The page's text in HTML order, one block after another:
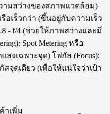
าเพิ่ม
ามสว่างของสภาพแวดล้อม)
อเร็วกว่า (ขึ้นอยู่กับความเร็ว
- f/4 (ช่วยให้ภาพสว่างและมี
Spot Metering หรือ
แสงเฉพาะจุด) โฟกัส (Focus):
จุดเดียว (เพื่อให้แน่ใจว่าเป้า